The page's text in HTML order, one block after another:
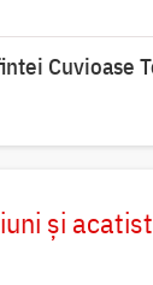
Cuvioase
și